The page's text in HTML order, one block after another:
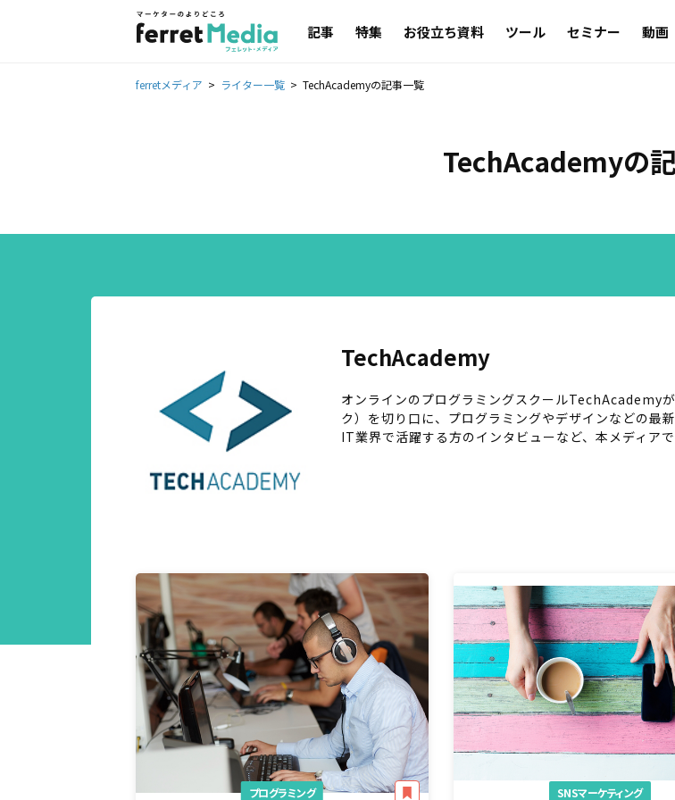
記事 特集 お役立ち資料 ツール セミナー 動画
ferretメディア ライター一覧 TechAcademyの記事一覧
TechAcademyの
TechAcademy
オンラインのプログラミングスクールTechAcademy
ク）を切り口に、プログラミングやデザインなどの最
IT業界で活躍する方のインタビューなど、本メディア
プログラミング SNSマーケティング